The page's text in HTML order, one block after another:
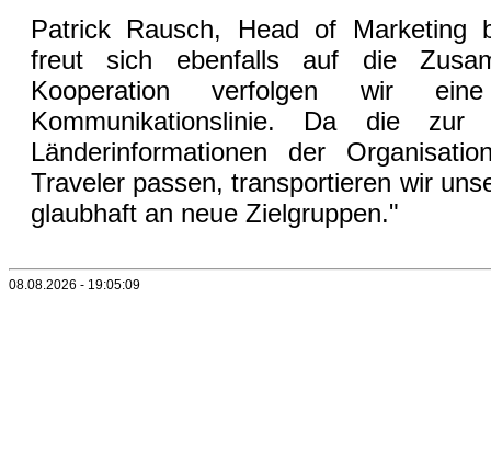
Patrick Rausch, Head of Marketing
freut sich ebenfalls auf die
Kooperation verfolgen wir
Kommunikationslinie. Da die zur
Länderinformationen der
Traveler passen, transportieren wir
glaubhaft an neue Zielgruppen."
08.08.2026 - 19:05:09